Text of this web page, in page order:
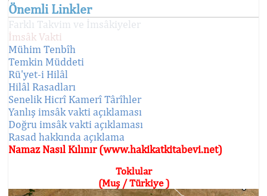
Önemli Linkler
Farklı Takvim ve İmsâkiyeler
İmsâk Vakti
Mühim Tenbîh
Temkin Müddeti
Rü'yet-i Hilâl
Hilâl Rasadları
Senelik Hicrî Kamerî Târîhler
Yanlış imsâk vakti açıklaması
Doğru imsâk vakti açıklaması
Rasad hakkında açıklama
Namaz Nasıl Kılınır (www.hakikatkitabevi.net)
Toklular
(Muş / Türkiye )